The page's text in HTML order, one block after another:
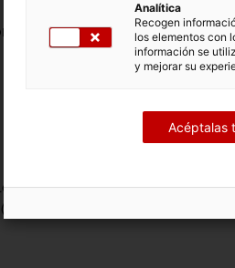
el Gremio de Digitalización
un programador/artista que
y vídeos han sido expuestas
Capitain Future, La
Analítica
Recogen
los elementos con
información se
y mejorar su
Acéptalas